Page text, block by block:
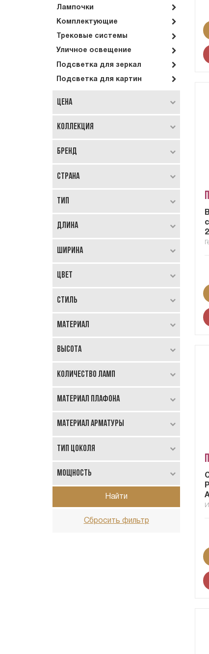
Лампочки
Комплектующие
Трековые системы
Уличное освещение
Подсветка для зеркал
Подсветка для картин
Цена
Коллекция
Бренд
Страна
Тип
Длина
Ширина
Цвет
Стиль
Материал
Высота
Количество ламп
Материал плафона
Материал арматуры
Тип цоколя
Мощность
Найти
Сбросить фильтр